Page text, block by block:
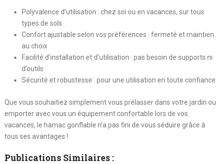
Polyvalence d’utilisation : chez soi ou en vacances, sur tous
types de sols
Confort ajustable selon vos préférences : fermeté et maintien
au choix
Facilité d’installation et d’utilisation : pas besoin de supports ni
d’outils
Sécurité et robustesse : pour une utilisation en toute confiance
Que vous souhaitiez simplement vous prélasser dans votre jardin ou
emporter avec vous un équipement confortable lors de vos
vacances, le hamac gonflable n’a pas fini de vous séduire grâce à
tous ses avantages !
Publications Similaires :